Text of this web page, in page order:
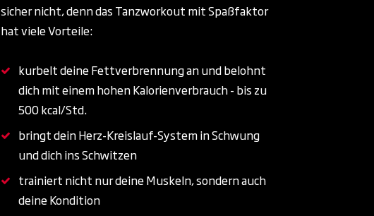
sicher nicht, denn das Tanzworkout mit Spaßfaktor
hat viele Vorteile:
kurbelt deine Fettverbrennung an und belohnt
dich mit einem hohen Kalorienverbrauch - bis zu
500 kcal/Std.
bringt dein Herz-Kreislauf-System in Schwung
und dich ins Schwitzen
trainiert nicht nur deine Muskeln, sondern auch
deine Kondition